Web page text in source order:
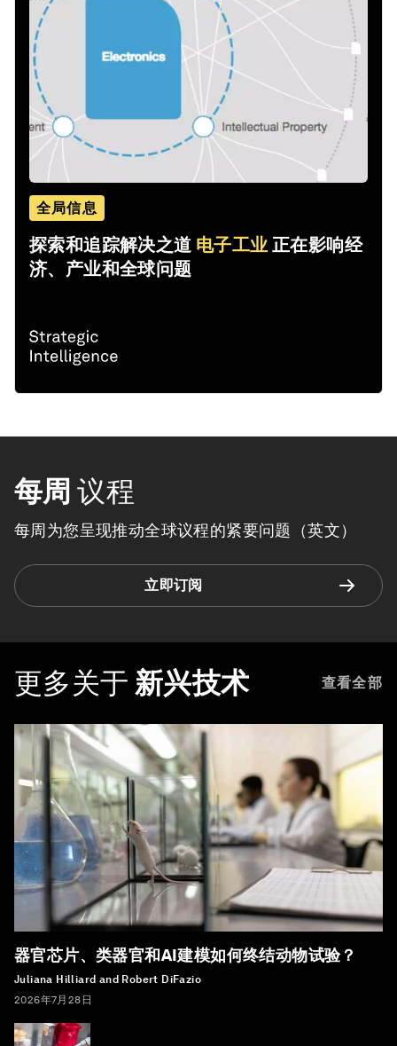
全局信息
探索和追踪解决之道 电子工业 正在影响经
济、产业和全球问题
每周 议程
每周为您呈现推动全球议程的紧要问题（英文）
立即订阅
更多关于 新兴技术 查看全部
器官芯片、类器官和AI建模如何终结动物试验？
Juliana Hilliard and Robert DiFazio
2026年7月28日